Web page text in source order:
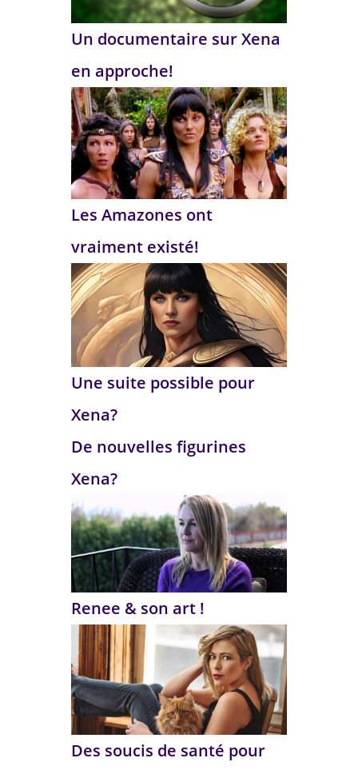
Un documentaire sur Xena
en approche!
Les Amazones ont
vraiment existé!
Une suite possible pour
Xena?
De nouvelles figurines
Xena?
Renee & son art !
Des soucis de santé pour